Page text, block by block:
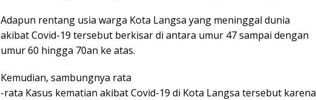
Adapun rentang usia warga Kota Langsa yang meninggal dunia
akibat Covid-19 tersebut berkisar di antara umur 47 sampai dengan
umur 60 hingga 70an ke atas.
Kemudian, sambungnya rata
-rata Kasus kematian akibat Covid-19 di Kota Langsa tersebut karena